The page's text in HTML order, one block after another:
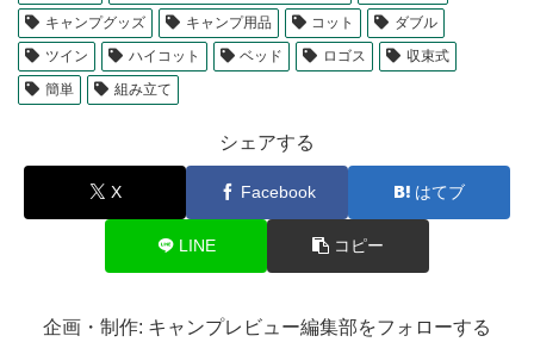
キャンプグッズ
キャンプ用品 コット
ダブル
ツイン
ハイコット ベッド ロゴス
収束式
簡単
組み立て
シェアする
X Facebook はてブ
LINE コピー
企画・制作: キャンプレビュー編集部をフォローする